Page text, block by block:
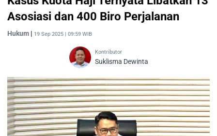
Asosiasi dan 400 Biro Perjalanan
Hukum | 19 Sep 2025 | 09:59 WIB
Kontributor
Suklisma Dewinta